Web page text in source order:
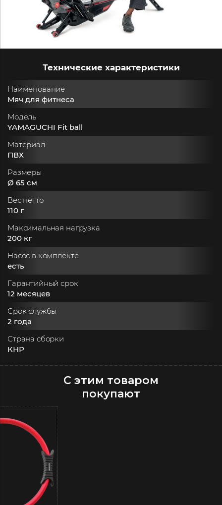
Технические характеристики
Наименование
Мяч для фитнеса
Модель
YAMAGUCHI Fit ball
Материал
ПВХ
Размеры
Ø 65 см
Вес нетто
110 г
Максимальная нагрузка
200 кг
Насос в комплекте
есть
Гарантийный срок
12 месяцев
Срок службы
2 года
Страна сборки
КНР
С этим товаром
покупают